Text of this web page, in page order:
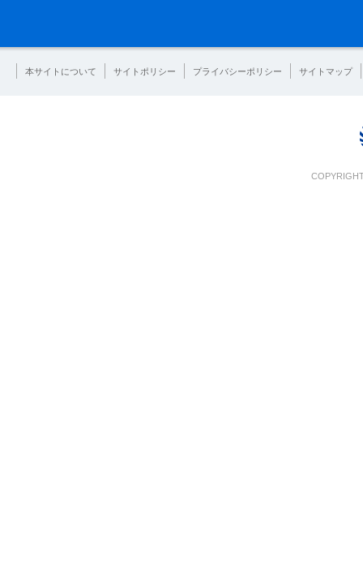
本サイトについて サイトポリシー プライバシーポリシー サイトマップ